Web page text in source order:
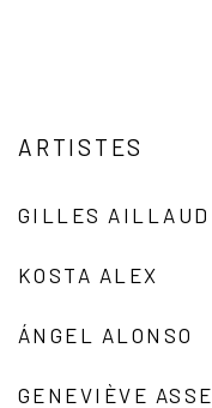
ARTISTES
GILLES AILLAUD
KOSTA ALEX
ÁNGEL ALONSO
GENEVIÈVE ASSE